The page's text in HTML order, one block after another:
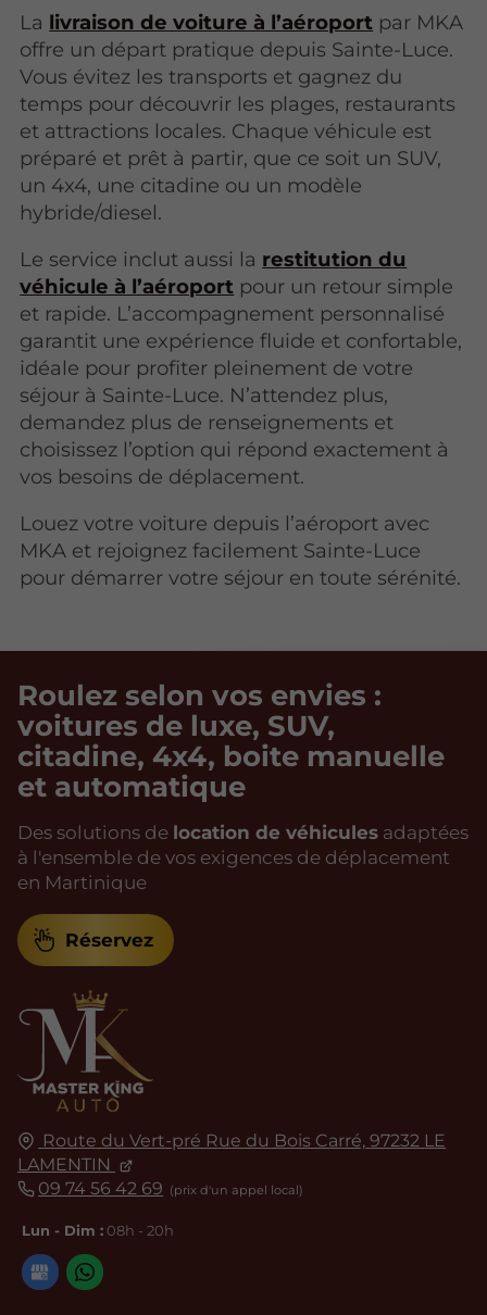
La livraison de voiture à l’aéroport par MKA
offre un départ pratique depuis Sainte-Luce.
Vous évitez les transports et gagnez du
temps pour découvrir les plages, restaurants
et attractions locales. Chaque véhicule est
préparé et prêt à partir, que ce soit un SUV,
un 4x4, une citadine ou un modèle
hybride/diesel.
Le service inclut aussi la restitution du
véhicule à l’aéroport pour un retour simple
et rapide. L’accompagnement personnalisé
garantit une expérience fluide et confortable,
idéale pour profiter pleinement de votre
séjour à Sainte-Luce. N’attendez plus,
demandez plus de renseignements et
choisissez l’option qui répond exactement à
vos besoins de déplacement.
Louez votre voiture depuis l’aéroport avec
MKA et rejoignez facilement Sainte-Luce
pour démarrer votre séjour en toute sérénité.
Route du Vert-pré Rue du Bois Carré, 97232 LE
LAMENTIN
09 74 56 42 69
Lun - Dim : 08h - 20h
Roulez selon vos envies :
voitures de luxe, SUV,
citadine, 4x4, boite manuelle
et automatique
Des solutions de location de véhicules adaptées
à l'ensemble de vos exigences de déplacement
en Martinique
Réservez